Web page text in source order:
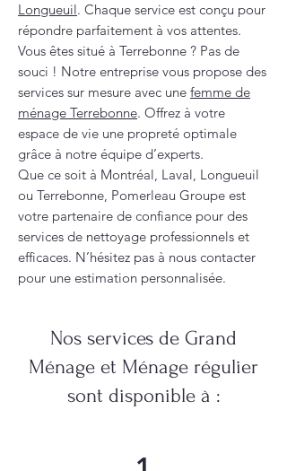
Longueuil. Chaque service est conçu pour
répondre parfaitement à vos attentes.
Vous êtes situé à Terrebonne ? Pas de
souci ! Notre entreprise vous propose des
services sur mesure avec une femme de
ménage Terrebonne. Offrez à votre
espace de vie une propreté optimale
grâce à notre équipe d’experts.
Que ce soit à Montréal, Laval, Longueuil
ou Terrebonne, Pomerleau Groupe est
votre partenaire de confiance pour des
services de nettoyage professionnels et
efficaces. N’hésitez pas à nous contacter
pour une estimation personnalisée.
Nos services de Grand
Ménage et Ménage régulier
sont disponible à :